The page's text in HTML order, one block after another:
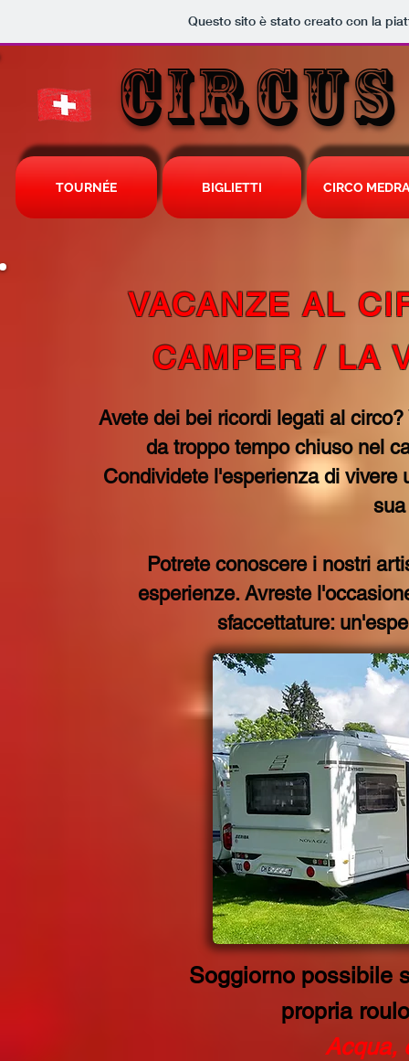
Questo sito è stato creato con la
TOURNÉE BIGLIETTI CIRCO
VACANZE AL
CAMPER / LA
Avete dei bei ricordi legati al
da troppo tempo chiuso nel
Condividete l'esperienza di vivere
Potrete conoscere i nostri
esperienze. Avreste
sfaccettature:
Soggiorno possibile
propria
Acqua,